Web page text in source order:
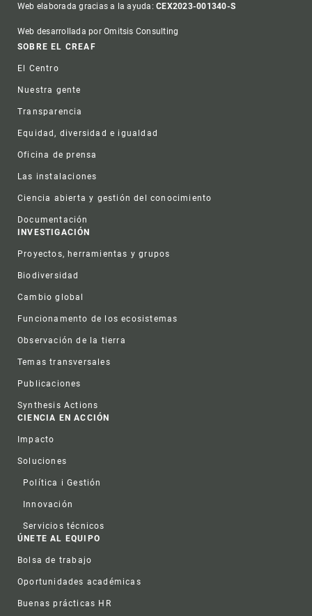
Web elaborada gracias a la ayuda:CEX2023-001340-S
Web desarrollada por Omitsis Consulting
Footer
SOBRE EL CREAF
El Centro
Nuestra gente
Transparencia
Equidad, diversidad e igualdad
Oficina de prensa
Las instalaciones
Ciencia abierta y gestión del conocimiento
Documentación
INVESTIGACIÓN
Proyectos, herramientas y grupos
Biodiversidad
Cambio global
Funcionamento de los ecosistemas
Observación de la tierra
Temas transversales
Publicaciones
Synthesis Actions
CIENCIA EN ACCIÓN
Impacto
Soluciones
Política i Gestión
Innovación
Servicios técnicos
ÚNETE AL EQUIPO
Bolsa de trabajo
Oportunidades académicas
Buenas prácticas HR